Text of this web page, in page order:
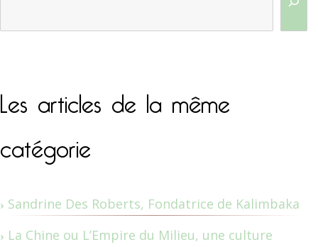
Les articles de la même
catégorie
Sandrine Des Roberts, Fondatrice de Kalimbaka
La Chine ou L’Empire du Milieu, une culture